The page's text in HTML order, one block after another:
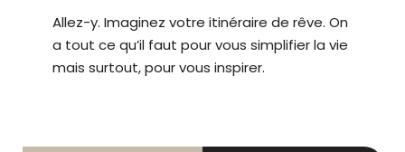
Allez-y. Imaginez votre itinéraire de rêve. On
a tout ce qu’il faut pour vous simplifier la vie
mais surtout, pour vous inspirer.